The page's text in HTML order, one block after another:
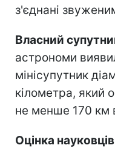
з'єднані
Власний
астрономи
мінісупутник
кілометра, який
не менше 170 км
Оцінка науковців